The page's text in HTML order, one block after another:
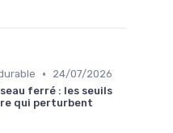
•
24/07/2026
ferré : les seuils
qui perturbent